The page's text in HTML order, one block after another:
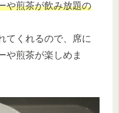
や煎茶が飲み放題の
てくれるので、席に
や煎茶が楽しめま